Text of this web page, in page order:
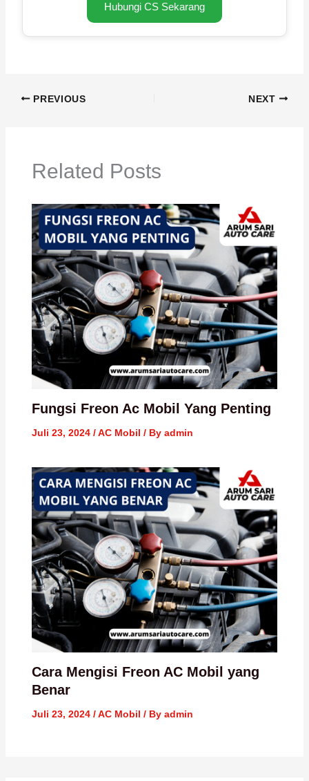
Hubungi CS Sekarang
PREVIOUS NEXT
Related Posts
Fungsi Freon Ac Mobil Yang Penting
Juli 23, 2024 /AC Mobil / By admin
Cara Mengisi Freon AC Mobil yang
Benar
Juli 23, 2024 /AC Mobil / By admin